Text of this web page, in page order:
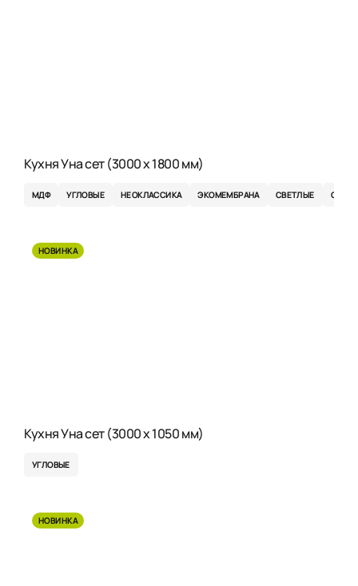
Кухня Уна сет (3000 x 1800 мм)
МДФ УГЛОВЫЕ НЕОКЛАССИКА ЭКОМЕМБРАНА СВЕТЛЫЕ СЕРЫЕ
НОВИНКА
Кухня Уна сет (3000 x 1050 мм)
УГЛОВЫЕ
НОВИНКА